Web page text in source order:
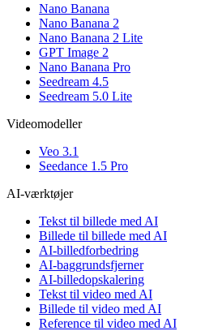
Nano Banana
Nano Banana 2
Nano Banana 2 Lite
GPT Image 2
Nano Banana Pro
Seedream 4.5
Seedream 5.0 Lite
Videomodeller
Veo 3.1
Seedance 1.5 Pro
AI-værktøjer
Tekst til billede med AI
Billede til billede med AI
AI-billedforbedring
AI-baggrundsfjerner
AI-billedopskalering
Tekst til video med AI
Billede til video med AI
Reference til video med AI